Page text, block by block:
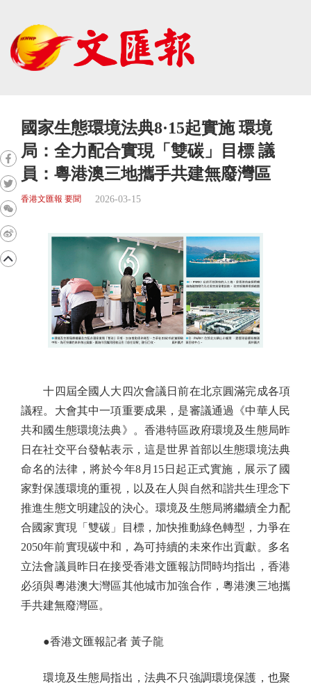
國家生態環境法典8·15起實施 環境
局：全力配合實現「雙碳」目標 議
員：粵港澳三地攜手共建無廢灣區
香港文匯報 要聞 2026-03-15
十四屆全國人大四次會議日前在北京圓滿完成各項
議程。大會其中一項重要成果，是審議通過《中華人民
共和國生態環境法典》。香港特區政府環境及生態局昨
日在社交平台發帖表示，這是世界首部以生態環境法典
命名的法律，將於今年8月15日起正式實施，展示了國
家對保護環境的重視，以及在人與自然和諧共生理念下
推進生態文明建設的決心。環境及生態局將繼續全力配
合國家實現「雙碳」目標，加快推動綠色轉型，力爭在
2050年前實現碳中和，為可持續的未來作出貢獻。多名
立法會議員昨日在接受香港文匯報訪問時均指出，香港
必須與粵港澳大灣區其他城市加強合作，粵港澳三地攜
手共建無廢灣區。
●香港文匯報記者 黃子龍
環境及生態局指出，法典不只強調環境保護，也聚